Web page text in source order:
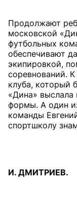
Продолжают
московской
футбольных
обеспечивают
экипировкой,
соревнований.
клуба, который
«Дина»
формы. А один
команды
спортшколу
И. ДМИТРИЕВ.